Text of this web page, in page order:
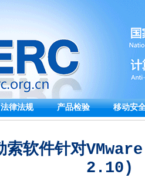
法律法规 产品检验 移动安
索软件针对
2.10)